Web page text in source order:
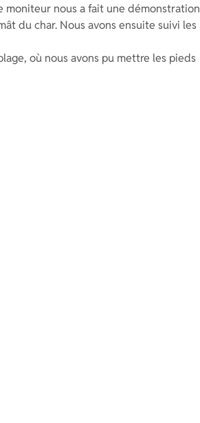
moniteur nous a fait une démonstration
du char. Nous avons ensuite suivi les
où nous avons pu mettre les pieds